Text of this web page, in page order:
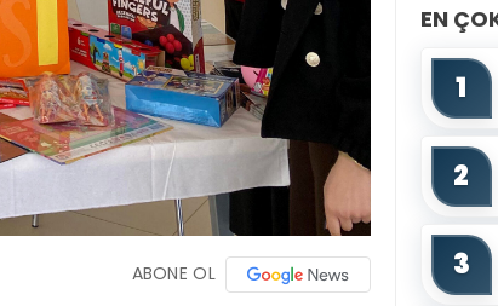
ABONE OL
EN
1
2
3